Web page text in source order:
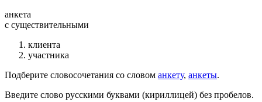
анкета
c существительными
клиента
участника
Подберите словосочетания со словом анкету, анкеты.
Введите слово русскими буквами (кириллицей) без пробелов.